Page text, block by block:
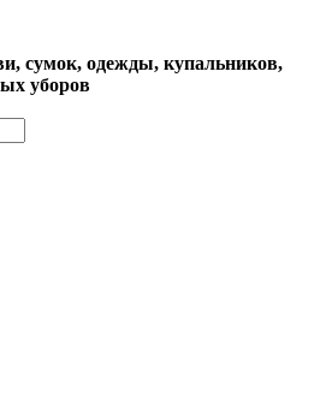
сумок, одежды, купальников,
уборов